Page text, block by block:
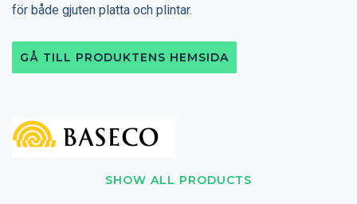
SHOW ALL PRODUCTS
för både gjuten platta och plintar.
GÅ TILL PRODUKTENS HEMSIDA